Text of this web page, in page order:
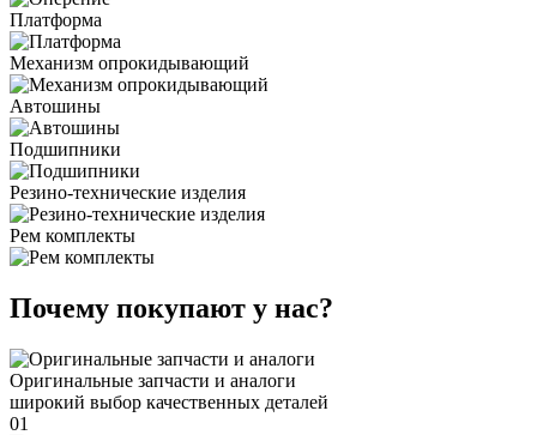
Платформа
Механизм опрокидывающий
Автошины
Подшипники
Резино-технические изделия
Рем комплекты
Почему покупают у нас?
Оригинальные запчасти и аналоги
широкий выбор качественных деталей
01